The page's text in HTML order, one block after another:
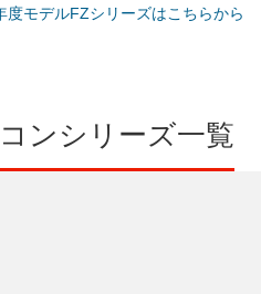
度モデルFZシリーズはこちらから
ンシリーズ一覧